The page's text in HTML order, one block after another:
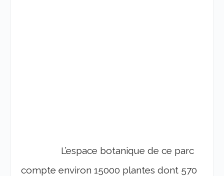
L’espace botanique de ce parc
compte environ 15000 plantes dont 570